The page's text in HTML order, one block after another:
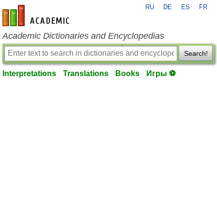
en-academic.com
RU DE ES FR
Academic Dictionaries and Encyclopedias
Search!
Interpretations Translations Books Игры ⚽